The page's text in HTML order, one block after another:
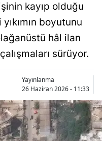
kayıp olduğu
boyutunu
hâl ilan
sürüyor.
Yayınlanma
26 Haziran 2026 - 11:33